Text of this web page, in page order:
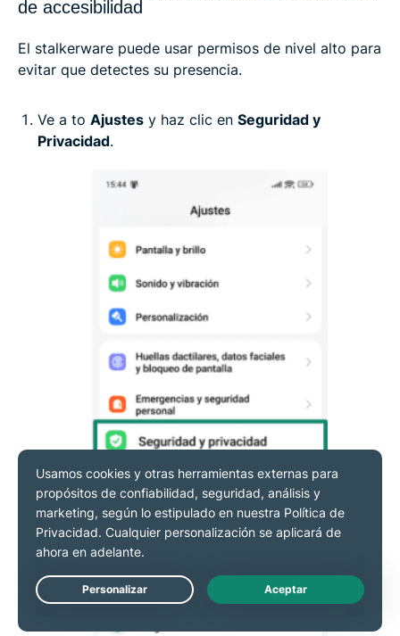
de accesibilidad
El stalkerware puede usar permisos de nivel alto para
evitar que detectes su presencia.
Ve a to Ajustes y haz clic en Seguridad y
Privacidad.
Live Chat